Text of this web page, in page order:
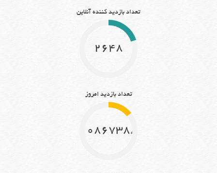
تعداد بازدید کننده آنلاین
2648
تعداد بازدید امروز
10867388